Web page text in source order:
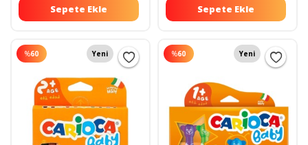
Sepete Ekle Sepete Ekle
%60 Yeni %60 Yeni